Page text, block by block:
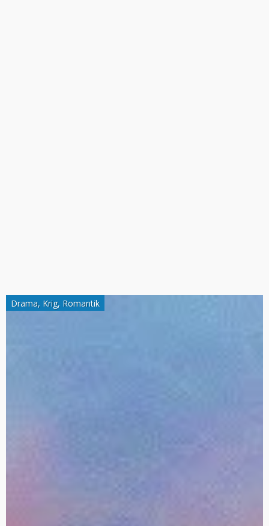
Drama, Krig, Romantik